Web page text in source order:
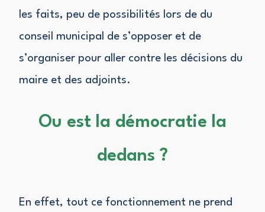
les faits, peu de possibilités lors de du
conseil municipal de s’opposer et de
s’organiser pour aller contre les décisions du
maire et des adjoints.
Ou est la démocratie la
dedans ?
En effet, tout ce fonctionnement ne prend